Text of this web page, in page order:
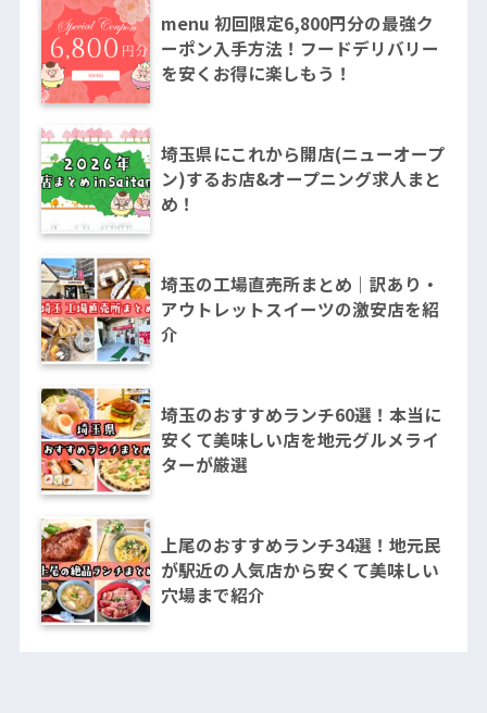
menu 初回限定6,800円分の最強ク
ーポン入手方法！フードデリバリー
を安くお得に楽しもう！
埼玉県にこれから開店(ニューオープ
ン)するお店&オープニング求人まと
め！
埼玉の工場直売所まとめ｜訳あり・
アウトレットスイーツの激安店を紹
介
埼玉のおすすめランチ60選！本当に
安くて美味しい店を地元グルメライ
ターが厳選
上尾のおすすめランチ34選！地元民
が駅近の人気店から安くて美味しい
穴場まで紹介